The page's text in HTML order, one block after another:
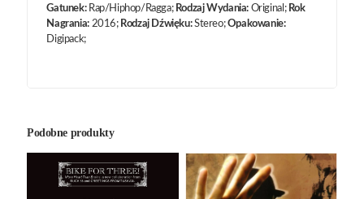
Gatunek:Rap/Hiphop/Ragga; Rodzaj Wydania: Original; Rok
Nagrania:2016; Rodzaj Dźwięku:Stereo;Opakowanie:
Digipack;
Podobne produkty